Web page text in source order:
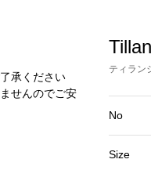
ティラン
No
Size